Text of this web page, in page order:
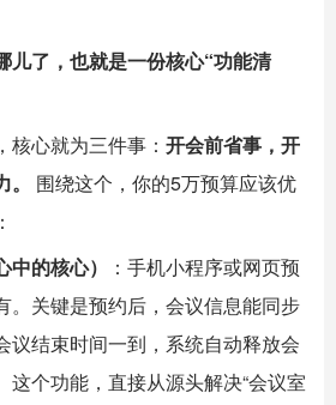
儿了，也就是一份核心“功能清
心就为三件事： 开会前省事，开
围绕这个，你的5万预算应该优
的核心）
：手机小程序或网页预
。关键是预约后，会议信息能同步
议结束时间一到，系统自动释放会
这个功能，直接从源头解决“会议室